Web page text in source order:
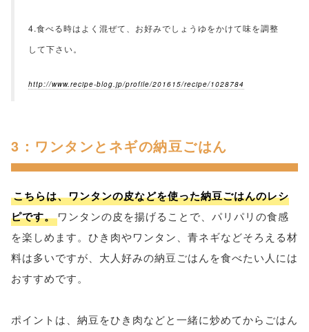
4.食べる時はよく混ぜて、お好みでしょうゆをかけて味を調整
して下さい。
http://www.recipe-blog.jp/profile/201615/recipe/1028784
3：ワンタンとネギの納豆ごはん
こちらは、ワンタンの皮などを使った納豆ごはんのレシ
ピです。 ワンタンの皮を揚げることで、パリパリの食感
を楽しめます。ひき肉やワンタン、青ネギなどそろえる材
料は多いですが、大人好みの納豆ごはんを食べたい人には
おすすめです。
ポイントは、納豆をひき肉などと一緒に炒めてからごはん